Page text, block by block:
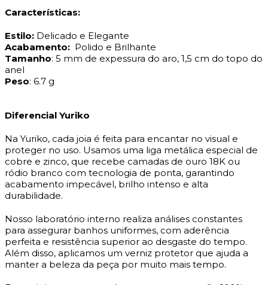
Características:
Estilo: Delicado e Elegante
Acabamento: Polido e Brilhante
Tamanho: 5 mm de expessura do aro, 1,5 cm do topo do
anel
Peso: 6.7 g
Diferencial Yuriko
Na Yuriko, cada joia é feita para encantar no visual e
proteger no uso. Usamos uma liga metálica especial de
cobre e zinco, que recebe camadas de ouro 18K ou
ródio branco com tecnologia de ponta, garantindo
acabamento impecável, brilho intenso e alta
durabilidade.
Nosso laboratório interno realiza análises constantes
para assegurar banhos uniformes, com aderência
perfeita e resistência superior ao desgaste do tempo.
Além disso, aplicamos um verniz protetor que ajuda a
manter a beleza da peça por muito mais tempo.